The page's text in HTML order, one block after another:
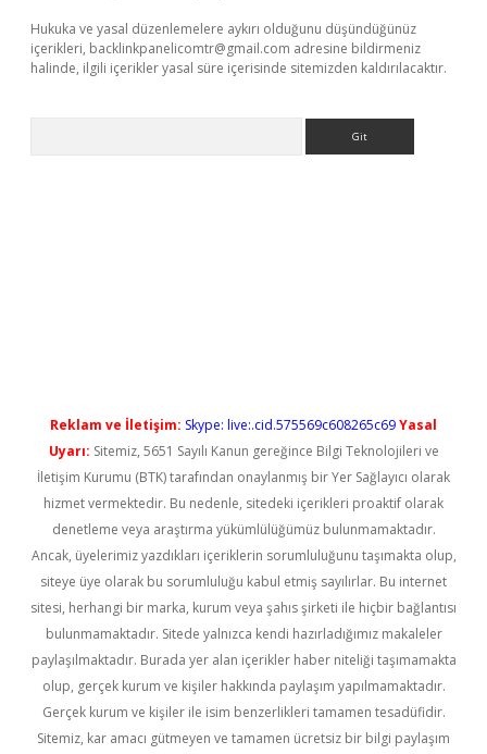
Hukuka ve yasal düzenlemelere aykırı olduğunu düşündüğünüz
içerikleri, backlinkpanelicomtr@gmail.com adresine bildirmeniz
halinde, ilgili içerikler yasal süre içerisinde sitemizden kaldırılacaktır.
Reklam ve İletişim: Skype: live:.cid.575569c608265c69Yasal
Uyarı: Sitemiz, 5651 Sayılı Kanun gereğince Bilgi Teknolojileri ve
İletişim Kurumu (BTK) tarafından onaylanmış bir Yer Sağlayıcı olarak
hizmet vermektedir. Bu nedenle, sitedeki içerikleri proaktif olarak
denetleme veya araştırma yükümlülüğümüz bulunmamaktadır.
Ancak, üyelerimiz yazdıkları içeriklerin sorumluluğunu taşımakta olup,
siteye üye olarak bu sorumluluğu kabul etmiş sayılırlar. Bu internet
sitesi, herhangi bir marka, kurum veya şahıs şirketi ile hiçbir bağlantısı
bulunmamaktadır. Sitede yalnızca kendi hazırladığımız makaleler
paylaşılmaktadır. Burada yer alan içerikler haber niteliği taşımamakta
olup, gerçek kurum ve kişiler hakkında paylaşım yapılmamaktadır.
Gerçek kurum ve kişiler ile isim benzerlikleri tamamen tesadüfidir.
Sitemiz, kar amacı gütmeyen ve tamamen ücretsiz bir bilgi paylaşım